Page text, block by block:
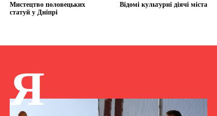
Мистецтво половецьких
статуй у Дніпрі
Відомі культурні діячі міста
Я